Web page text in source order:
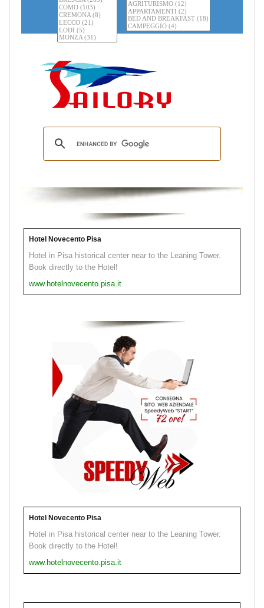
Hotel Novecento Pisa
Hotel in Pisa historical center near to the Leaning Tower.
Book directly to the Hotel!
www.hotelnovecento.pisa.it
Hotel Novecento Pisa
Hotel in Pisa historical center near to the Leaning Tower.
Book directly to the Hotel!
www.hotelnovecento.pisa.it